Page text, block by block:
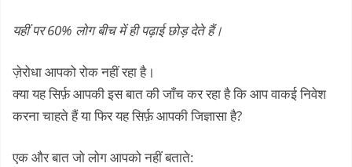
यहीं पर 60% लोग बीच में ही पढ़ाई छोड़ देते हैं।
ज़ेरोधा आपको रोक नहीं रहा है।
क्या यह सिर्फ़ आपकी इस बात की जाँच कर रहा है कि आप वाकई निवेश
करना चाहते हैं या फिर यह सिर्फ़ आपकी जिज्ञासा है?
एक और बात जो लोग आपको नहीं बताते: